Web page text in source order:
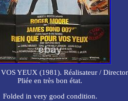
YEUX (1981). Réalisateur /
Pliée en très bon état.
Folded in very good condition.